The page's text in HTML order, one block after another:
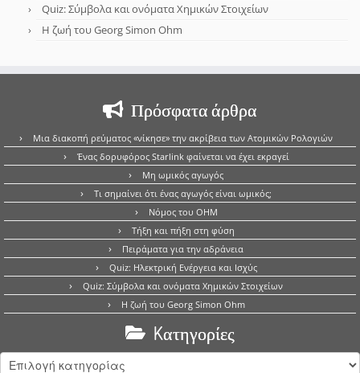
Quiz: Σύμβολα και ονόματα Χημικών Στοιχείων
Η ζωή του Georg Simon Ohm
Πρόσφατα άρθρα
Μια διακοπή ρεύματος «νίκησε» την ακρίβεια των Ατομικών Ρολογιών
Ένας δορυφόρος Starlink φαίνεται να έχει εκραγεί
Μη ωμικός αγωγός
Τι σημαίνει ότι ένας αγωγός είναι ωμικός;
Νόμος του OHM
Τήξη και πήξη στη φύση
Πειράματα για την αδράνεια
Quiz: Ηλεκτρική Ενέργεια και Ισχύς
Quiz: Σύμβολα και ονόματα Χημικών Στοιχείων
Η ζωή του Georg Simon Ohm
Kατηγορίες
Kατηγορίες